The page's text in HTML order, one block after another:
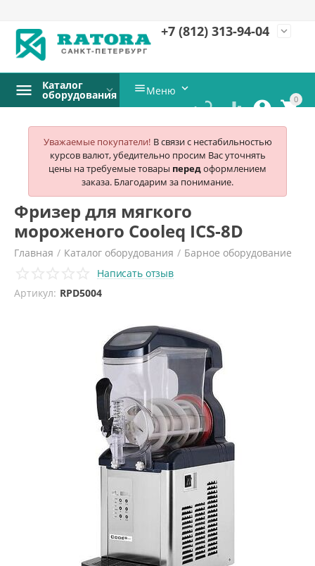
+7 (812) 313-94-04 expand_more
0


 
Каталог
оборудования Меню 
Уважаемые покупатели! В связи с нестабильностью
курсов валют, убедительно просим Вас уточнять
цены на требуемые товары передоформлением
заказа. Благодарим за понимание.
Фризер для мягкого
мороженого Cooleq ICS-8D
Главная / Каталог оборудования / Барное оборудование
Фризеры для мороженого / Cooleq
Написать отзыв
Артикул: RPD5004